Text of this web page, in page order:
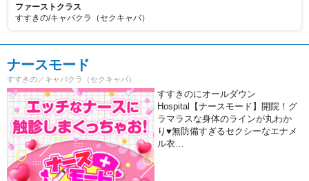
ファーストクラス
すすきの/キャバクラ（セクキャバ）
ナースモード
すすきの／キャバクラ（セクキャバ）
すすきのにオールダウン
Hospital【ナースモード】開院！グ
ラマラスな身体のラインが丸わか
り♥無防備すぎるセクシーなエナメ
ル衣…